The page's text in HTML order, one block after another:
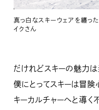
真っ白なスキーウェアを纏っ
イクさん
だけれどスキーの魅力
僕にとってスキーは冒険
キーカルチャーへと導く